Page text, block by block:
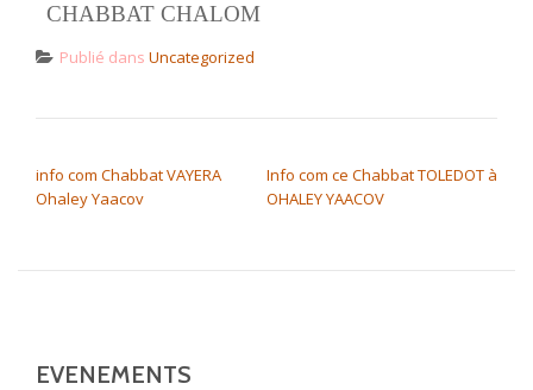
CHABBAT CHALOM
Publié dans Uncategorized
info com Chabbat VAYERA
Ohaley Yaacov
Info com ce Chabbat TOLEDOT à
OHALEY YAACOV
EVENEMENTS